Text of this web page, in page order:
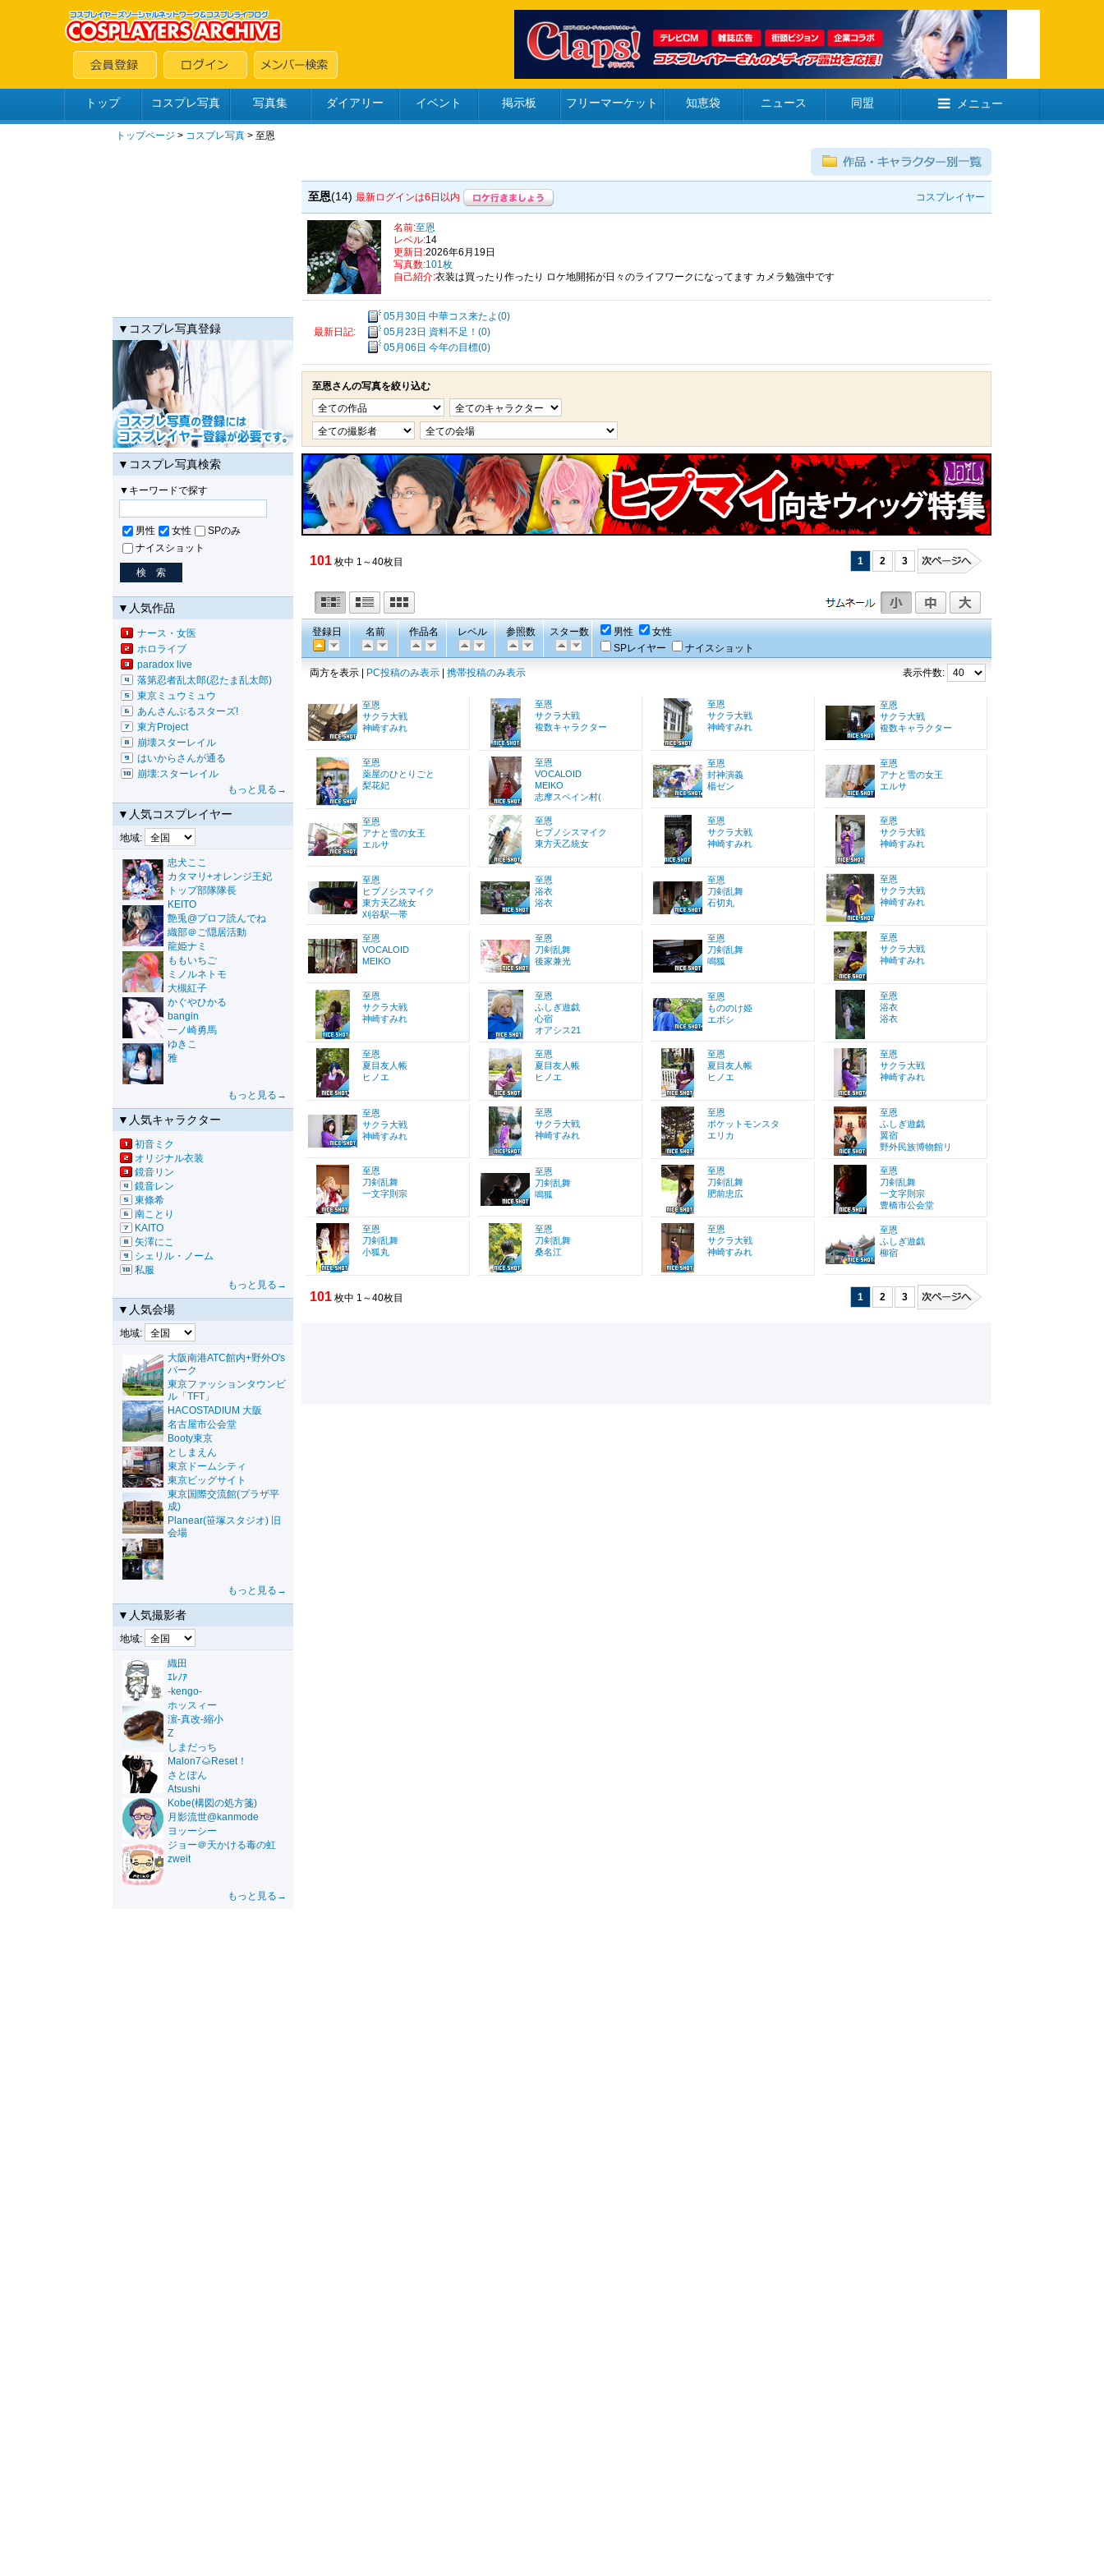
トップ コスプレ写真 写真集 ダイアリー イベント 掲示板 フリーマーケット 知恵袋 ニュース 同盟 メニュー
トップページ > コスプレ写真 > 至恩
▼コスプレ写真登録
▼コスプレ写真検索
▼キーワードで探す
男性 女性
SPのみ
ナイスショット
▼人気作品
ナース・女医
ホロライブ
paradox live
落第忍者乱太郎(忍たま乱太郎)
東京ミュウミュウ
あんさんぶるスターズ!
東方Project
崩壊スターレイル
はいからさんが通る
崩壊:スターレイル
もっと見る→
▼人気コスプレイヤー
地域:
忠犬ここ
カタマリ+オレンジ王妃
トップ部隊隊長
KEITO
艶兎@プロフ読んでね
織部＠ご隠居活動
龍姫ナミ
ももいちご
ミノルネトモ
大槻紅子
かぐやひかる
bangin
一ノ崎勇馬
ゆきこ
雅
もっと見る→
▼人気キャラクター
初音ミク
オリジナル衣装
鏡音リン
鏡音レン
東條希
南ことり
KAITO
矢澤にこ
シェリル・ノーム
私服
もっと見る→
▼人気会場
地域:
大阪南港ATC館内+野外O's
パーク
東京ファッションタウンビ
ル「TFT」
HACOSTADIUM 大阪
名古屋市公会堂
Booty東京
としまえん
東京ドームシティ
東京ビッグサイト
東京国際交流館(プラザ平
成)
Planear(笹塚スタジオ) 旧
会場
もっと見る→
▼人気撮影者
地域:
織田
ｴﾚﾉｱ
-kengo-
ホッスィー
濵-真改-縮小
Z
しまだっち
Malon7🌰Reset！
さとぽん
Atsushi
Kobe(構図の処方箋)
月影流世@kanmode
ヨッーシー
ジョー＠天かける毒の虹
zweit
もっと見る→
至恩(14) 最新ログインは6日以内 コスプレイヤー
名前:至恩
レベル:14
更新日:2026年6月19日
写真数:101枚
自己紹介:衣装は買ったり作ったり ロケ地開拓が日々のライフワークになってます カメラ勉強中です
最新日記:
05月30日 中華コス来たよ(0)
05月23日 資料不足！(0)
05月06日 今年の目標(0)
至恩さんの写真を絞り込む
101 枚中 1～40枚目 1 2 3
登録日 名前 作品名 レベル 参照数 スター数 男性
女性
SPレイヤー
ナイスショット
両方を表示 | PC投稿のみ表示 携帯投稿のみ表示 表示件数:
至恩
サクラ大戦
神崎すみれ
至恩
サクラ大戦
複数キャラクター
至恩
サクラ大戦
神崎すみれ
至恩
サクラ大戦
複数キャラクター
至恩
薬屋のひとりごと
梨花妃
至恩
VOCALOID
MEIKO
志摩スペイン村(
至恩
封神演義
楊ゼン
至恩
アナと雪の女王
エルサ
至恩
アナと雪の女王
エルサ
至恩
ヒプノシスマイク
東方天乙統女
至恩
サクラ大戦
神崎すみれ
至恩
サクラ大戦
神崎すみれ
至恩
ヒプノシスマイク
東方天乙統女
刈谷駅一帯
至恩
浴衣
浴衣
至恩
刀剣乱舞
石切丸
至恩
サクラ大戦
神崎すみれ
至恩
VOCALOID
MEIKO
至恩
刀剣乱舞
後家兼光
至恩
刀剣乱舞
鳴狐
至恩
サクラ大戦
神崎すみれ
至恩
サクラ大戦
神崎すみれ
至恩
ふしぎ遊戯
心宿
オアシス21
至恩
もののけ姫
エボシ
至恩
浴衣
浴衣
至恩
夏目友人帳
ヒノエ
至恩
夏目友人帳
ヒノエ
至恩
夏目友人帳
ヒノエ
至恩
サクラ大戦
神崎すみれ
至恩
サクラ大戦
神崎すみれ
至恩
サクラ大戦
神崎すみれ
至恩
ポケットモンスタ
エリカ
至恩
ふしぎ遊戯
翼宿
野外民族博物館リ
至恩
刀剣乱舞
一文字則宗
至恩
刀剣乱舞
鳴狐
至恩
刀剣乱舞
肥前忠広
至恩
刀剣乱舞
一文字則宗
豊橋市公会堂
至恩
刀剣乱舞
小狐丸
至恩
刀剣乱舞
桑名江
至恩
サクラ大戦
神崎すみれ
至恩
ふしぎ遊戯
柳宿
101 枚中 1～40枚目 1 2 3